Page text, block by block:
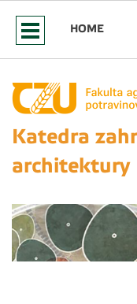
HOME
Katedra
architektury